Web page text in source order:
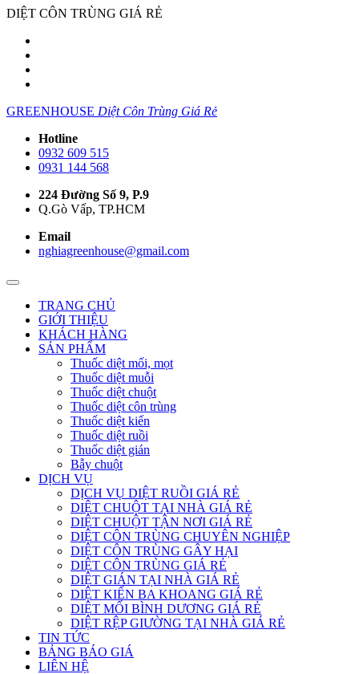
DIỆT CÔN TRÙNG GIÁ RẺ
GREENHOUSE Diệt Côn Trùng Giá Rẻ
Hotline
0932 609 515
0931 144 568
224 Đường Số 9, P.9
Q.Gò Vấp, TP.HCM
Email
nghiagreenhouse@gmail.com
TRANG CHỦ
GIỚI THIỆU
KHÁCH HÀNG
SẢN PHẨM
Thuốc diệt mối, mọt
Thuốc diệt muỗi
Thuốc diệt chuột
Thuốc diệt côn trùng
Thuốc diệt kiến
Thuốc diệt ruồi
Thuốc diệt gián
Bẫy chuột
DỊCH VỤ
DỊCH VỤ DIỆT RUỒI GIÁ RẺ
DIỆT CHUỘT TẠI NHÀ GIÁ RẺ
DIỆT CHUỘT TẬN NƠI GIÁ RẺ
DIỆT CÔN TRÙNG CHUYÊN NGHIỆP
DIỆT CÔN TRÙNG GÂY HẠI
DIỆT CÔN TRÙNG GIÁ RẺ
DIỆT GIÁN TẠI NHÀ GIÁ RẺ
DIỆT KIẾN BA KHOANG GIÁ RẺ
DIỆT MỐI BÌNH DƯƠNG GIÁ RẺ
DIỆT RỆP GIƯỜNG TẠI NHÀ GIÁ RẺ
TIN TỨC
BẢNG BÁO GIÁ
LIÊN HỆ